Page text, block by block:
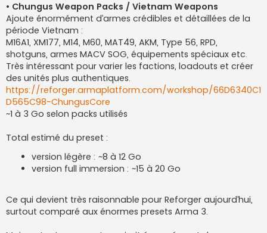
• Chungus Weapon Packs / Vietnam Weapons
Ajoute énormément d’armes crédibles et détaillées de la
période Vietnam :
M16A1, XM177, M14, M60, MAT49, AKM, Type 56, RPD,
shotguns, armes MACV SOG, équipements spéciaux etc.
Très intéressant pour varier les factions, loadouts et créer
des unités plus authentiques.
https://reforger.armaplatform.com/workshop/66D6340C1
D565C98-ChungusCore
~1 à 3 Go selon packs utilisés
Total estimé du preset :
version légère : ~8 à 12 Go
version full immersion : ~15 à 20 Go
Ce qui devient très raisonnable pour Reforger aujourd’hui,
surtout comparé aux énormes presets Arma 3.